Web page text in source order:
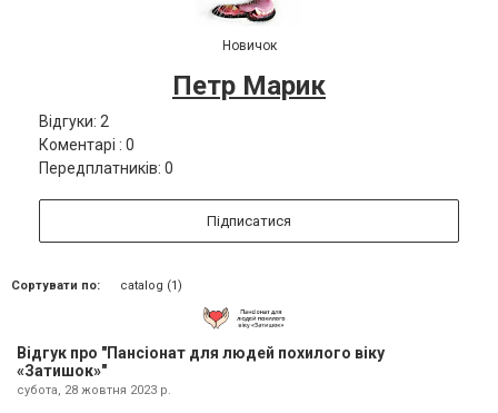
Новичок
Петр Марик
Відгуки: 2
Коментарі : 0
Передплатників: 0
Підписатися
Сортувати по: catalog (1)
Відгук про "Пансіонат для людей похилого віку
«Затишок»"
субота, 28 жовтня 2023 р.